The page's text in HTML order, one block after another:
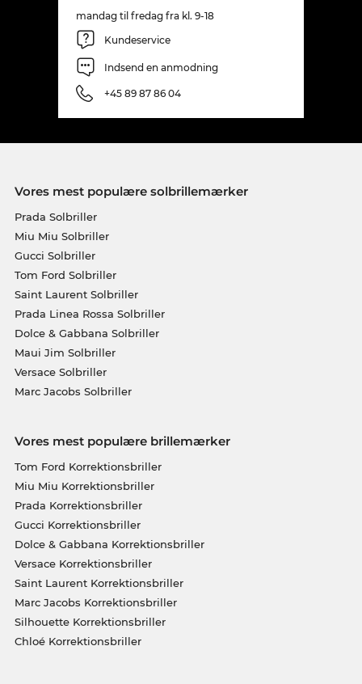
mandag til fredag fra kl. 9-18
Kundeservice
Indsend en anmodning
+45 89 87 86 04
Vores mest populære solbrillemærker
Prada Solbriller
Miu Miu Solbriller
Gucci Solbriller
Tom Ford Solbriller
Saint Laurent Solbriller
Prada Linea Rossa Solbriller
Dolce & Gabbana Solbriller
Maui Jim Solbriller
Versace Solbriller
Marc Jacobs Solbriller
Vores mest populære brillemærker
Tom Ford Korrektionsbriller
Miu Miu Korrektionsbriller
Prada Korrektionsbriller
Gucci Korrektionsbriller
Dolce & Gabbana Korrektionsbriller
Versace Korrektionsbriller
Saint Laurent Korrektionsbriller
Marc Jacobs Korrektionsbriller
Silhouette Korrektionsbriller
Chloé Korrektionsbriller